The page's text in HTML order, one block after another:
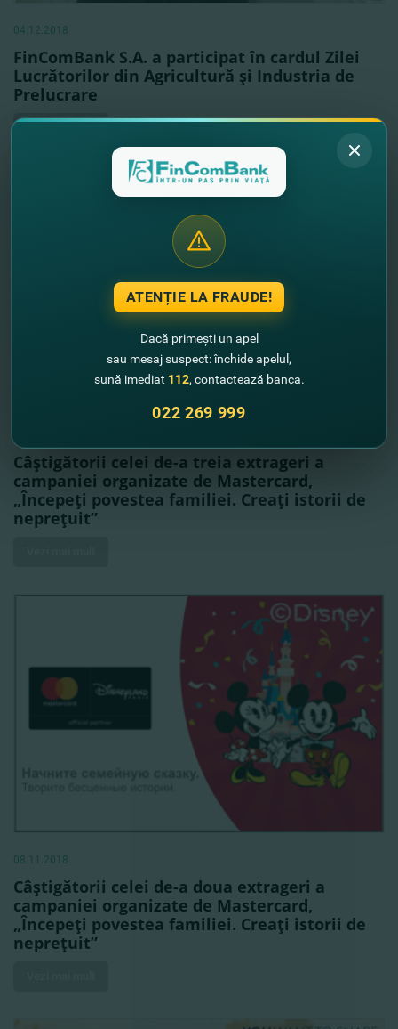
04.12.2018
FinComBank S.A. a participat în cardul Zilei
Lucrătorilor din Agricultură şi Industria de
Prelucrare
Câştigătorii celei de-a treia extrageri a
campaniei organizate de Mastercard,
„Începeţi povestea familiei. Creaţi istorii de
nepreţuit”
08.11.2018
Câştigătorii celei de-a doua extrageri a
campaniei organizate de Mastercard,
„Începeţi povestea familiei. Creaţi istorii de
nepreţuit”
ATENȚIE LA FRAUDE!
Dacă primești un apel
sau mesaj suspect: închide apelul,
sună imediat 112, contactează banca.
022 269 999